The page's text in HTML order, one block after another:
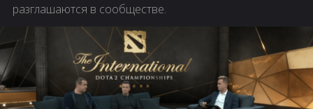
разглашаются в сообществе.